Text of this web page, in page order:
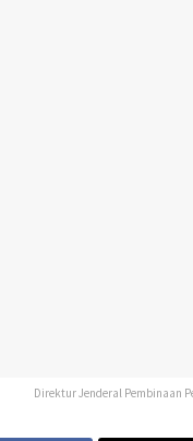
Direktur Jenderal Pembinaan